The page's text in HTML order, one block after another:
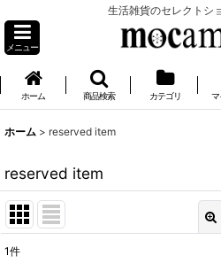
生活雑貨のセレクトシ
メニュー
ホーム 商品検索 カテゴリ マ
ホーム > reserved item
reserved item
1件